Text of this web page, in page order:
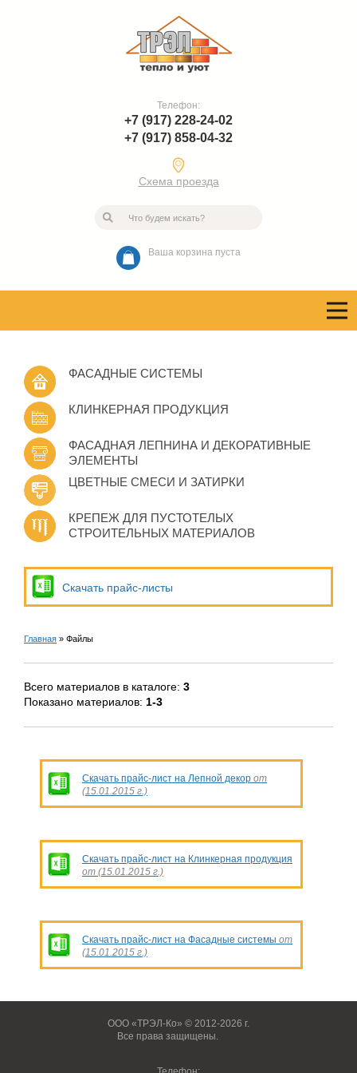
Телефон:
+7 (917) 228-24-02
+7 (917) 858-04-32
Схема проезда
Ваша корзина пуста
ФАСАДНЫЕ СИСТЕМЫ
КЛИНКЕРНАЯ ПРОДУКЦИЯ
ФАСАДНАЯ ЛЕПНИНА И ДЕКОРАТИВНЫЕ
ЭЛЕМЕНТЫ
ЦВЕТНЫЕ СМЕСИ И ЗАТИРКИ
КРЕПЕЖ ДЛЯ ПУСТОТЕЛЫХ
СТРОИТЕЛЬНЫХ МАТЕРИАЛОВ
Скачать прайс-листы
Главная » Файлы
Всего материалов в каталоге: 3
Показано материалов: 1-3
Скачать прайс-лист на Лепной декор от
(15.01.2015 г.)
Скачать прайс-лист на Клинкерная продукция
от (15.01.2015 г.)
Скачать прайс-лист на Фасадные системы от
(15.01.2015 г.)
ООО «ТРЭЛ-Ко» © 2012-2026 г.
Все права защищены.